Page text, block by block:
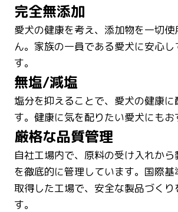
完全無添加
愛犬の健康を考え、添加物を一切使
ん。家族の一員である愛犬に安心し
す。
無塩/減塩
塩分を抑えることで、愛犬の健康に
す。健康に気を配りたい愛犬にもお
厳格な品質管理
自社工場内で、原料の受け入れか
を徹底的に管理しています。国際基
取得した工場で、安全な製品づくり
す。